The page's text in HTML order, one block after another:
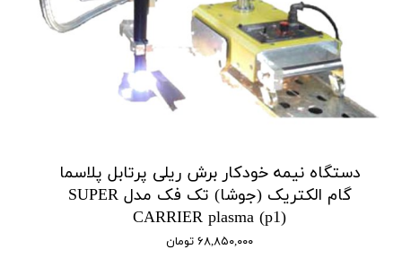
دستگاه نیمه خودکار برش ریلی پرتابل پلاسما
گام الکتریک (جوشا) تک فک مدل SUPER
CARRIER plasma (p1)
۶۸,۸۵۰,۰۰۰ تومان